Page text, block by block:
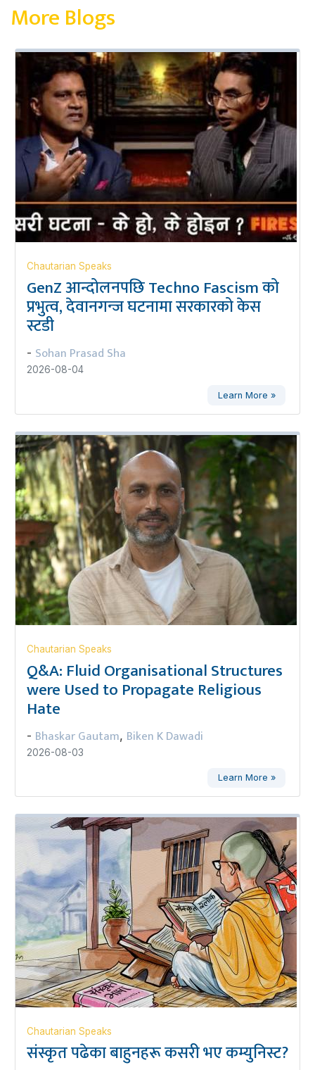
More Blogs
Chautarian Speaks
GenZ आन्दोलनपछि Techno Fascism को
प्रभुत्व, देवानगन्ज घटनामा सरकारको केस
स्टडी
- Sohan Prasad Sha
2026-08-04
Learn More »
Chautarian Speaks
Q&A: Fluid Organisational Structures
were Used to Propagate Religious
Hate
- Bhaskar Gautam, Biken K Dawadi
2026-08-03
Learn More »
Chautarian Speaks
संस्कृत पढेका बाहुनहरू कसरी भए कम्युनिस्ट?